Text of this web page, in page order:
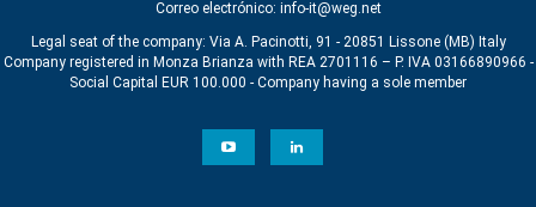
Correo electrónico: info-it@weg.net
Legal seat of the company: Via A. Pacinotti, 91 - 20851 Lissone (MB) Italy
Company registered in Monza Brianza with REA 2701116 – P. IVA 03166890966 -
Social Capital EUR 100.000 - Company having a sole member